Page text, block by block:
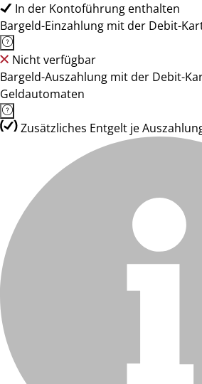
In der Kontoführung enthalten
Bargeld-Einzahlung mit der Debit-
Nicht verfügbar
Bargeld-Auszahlung mit der Debit-
Geldautomaten
Zusätzliches Entgelt je